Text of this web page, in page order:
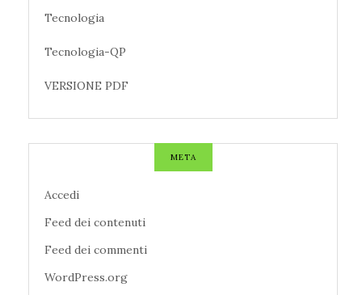
Tecnologia
Tecnologia-QP
VERSIONE PDF
META
Accedi
Feed dei contenuti
Feed dei commenti
WordPress.org